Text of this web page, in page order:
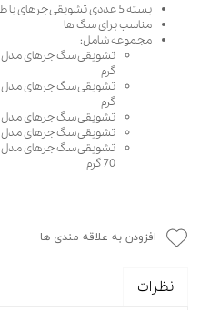
بسته 5 عددی تشویقی جرهای با طعم های متفاوت
مناسب برای سگ ها
مجموعه شامل:
گرم
گرم
تشویقی سگ جرهای مدل Chicken Sticks با طعم هویج وزن 70 گرم
تشویقی سگ جرهای مدل Chicken Sticks با طعم موز وزن 70 گرم
70 گرم
افزودن به علاقه مندی ها
نظرات